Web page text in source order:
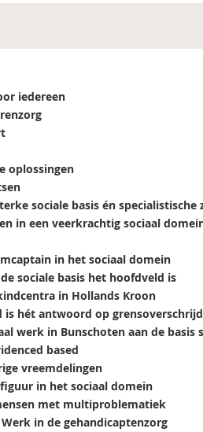
iedereen
oplossingen
sociale basis én specialistische
in een veerkrachtig sociaal
in het sociaal domein
sociale basis het hoofdveld is
in Hollands Kroon
is hét antwoord op
werk in Bunschoten aan de
based
vreemdelingen
in het sociaal domein
met multiproblematiek
in de gehandicaptenzorg